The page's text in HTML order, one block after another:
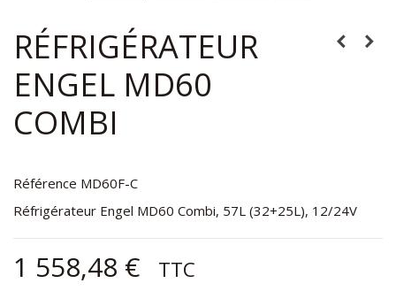
RÉFRIGÉRATEUR
ENGEL MD60
COMBI
Référence MD60F-C
Réfrigérateur Engel MD60 Combi, 57L (32+25L), 12/24V
1 558,48 € TTC